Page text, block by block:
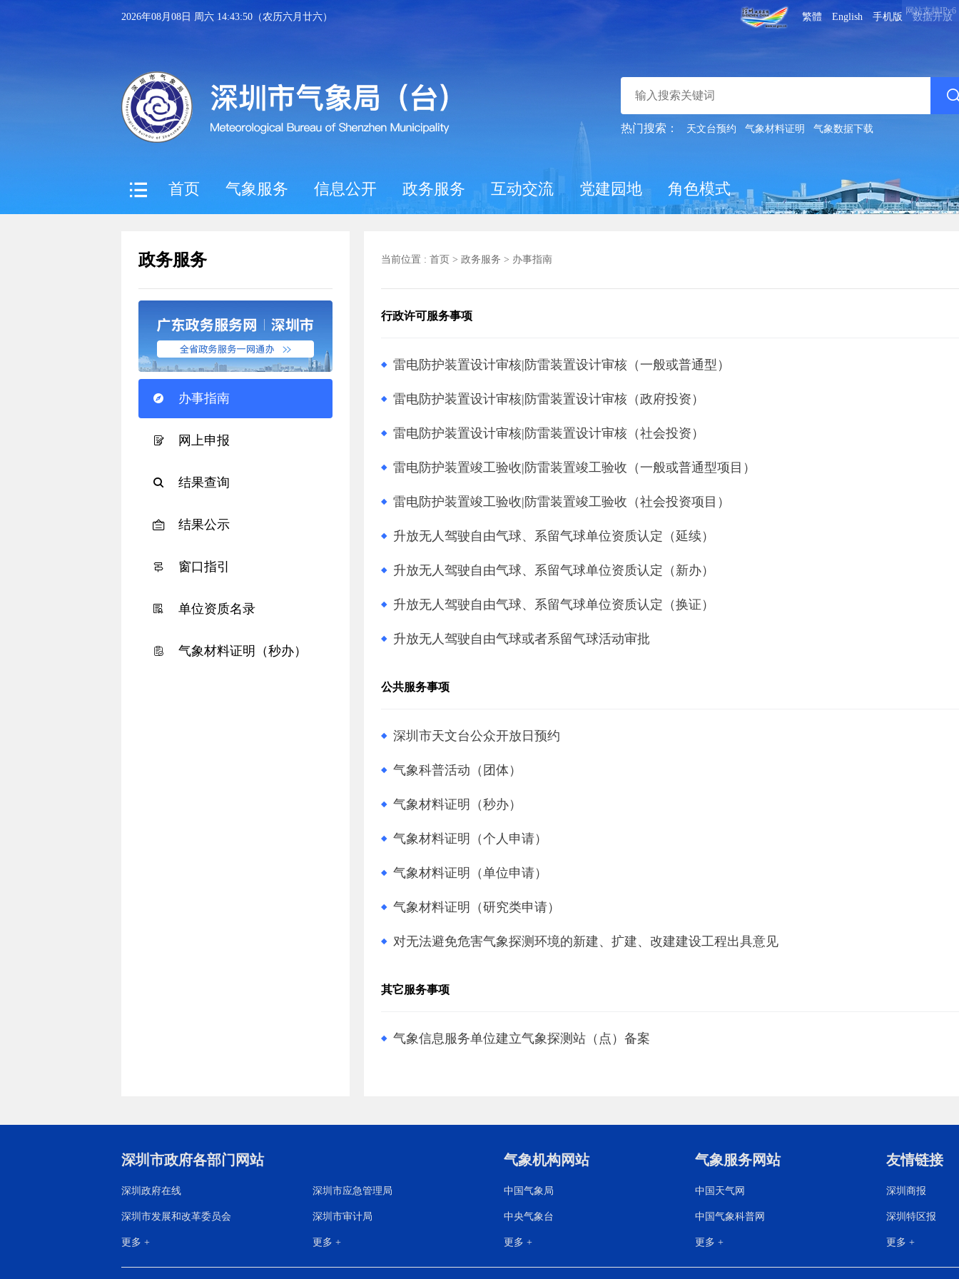
网站支持IPv6
2026年08月08日 周六 14:43:50（农历六月廿六） 繁體 English 手机版 数据开放
热门搜索： 天文台预约 气象材料证明 气象数据下载
首页 气象服务 信息公开 政务服务 互动交流 党建园地 角色模式
政务服务
办事指南
网上申报
结果查询
结果公示
窗口指引
单位资质名录
气象材料证明（秒办）
当前位置 : 首页 > 政务服务 > 办事指南
行政许可服务事项
雷电防护装置设计审核|防雷装置设计审核（一般或普通型）
雷电防护装置设计审核|防雷装置设计审核（政府投资）
雷电防护装置设计审核|防雷装置设计审核（社会投资）
雷电防护装置竣工验收|防雷装置竣工验收（一般或普通型项目）
雷电防护装置竣工验收|防雷装置竣工验收（社会投资项目）
升放无人驾驶自由气球、系留气球单位资质认定（延续）
升放无人驾驶自由气球、系留气球单位资质认定（新办）
升放无人驾驶自由气球、系留气球单位资质认定（换证）
升放无人驾驶自由气球或者系留气球活动审批
公共服务事项
深圳市天文台公众开放日预约
气象科普活动（团体）
气象材料证明（秒办）
气象材料证明（个人申请）
气象材料证明（单位申请）
气象材料证明（研究类申请）
对无法避免危害气象探测环境的新建、扩建、改建建设工程出具意见
其它服务事项
气象信息服务单位建立气象探测站（点）备案
深圳市政府各部门网站
深圳政府在线
深圳市发展和改革委员会
更多 +
深圳市应急管理局
深圳市审计局
更多 +
气象机构网站
中国气象局
中央气象台
更多 +
气象服务网站
中国天气网
中国气象科普网
更多 +
友情链接
深圳商报
深圳特区报
更多 +